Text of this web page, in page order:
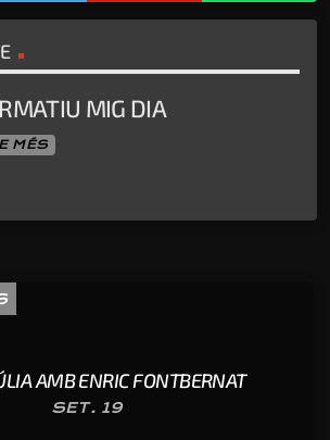
MIG DIA
MÉS
AMB ENRIC FONTBERNAT
SET. 19